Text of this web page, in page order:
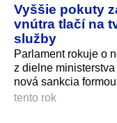
Vyššie pokuty
vnútra tlačí na
služby
Parlament rokuje o
z dielne
nová sankcia
tento rok